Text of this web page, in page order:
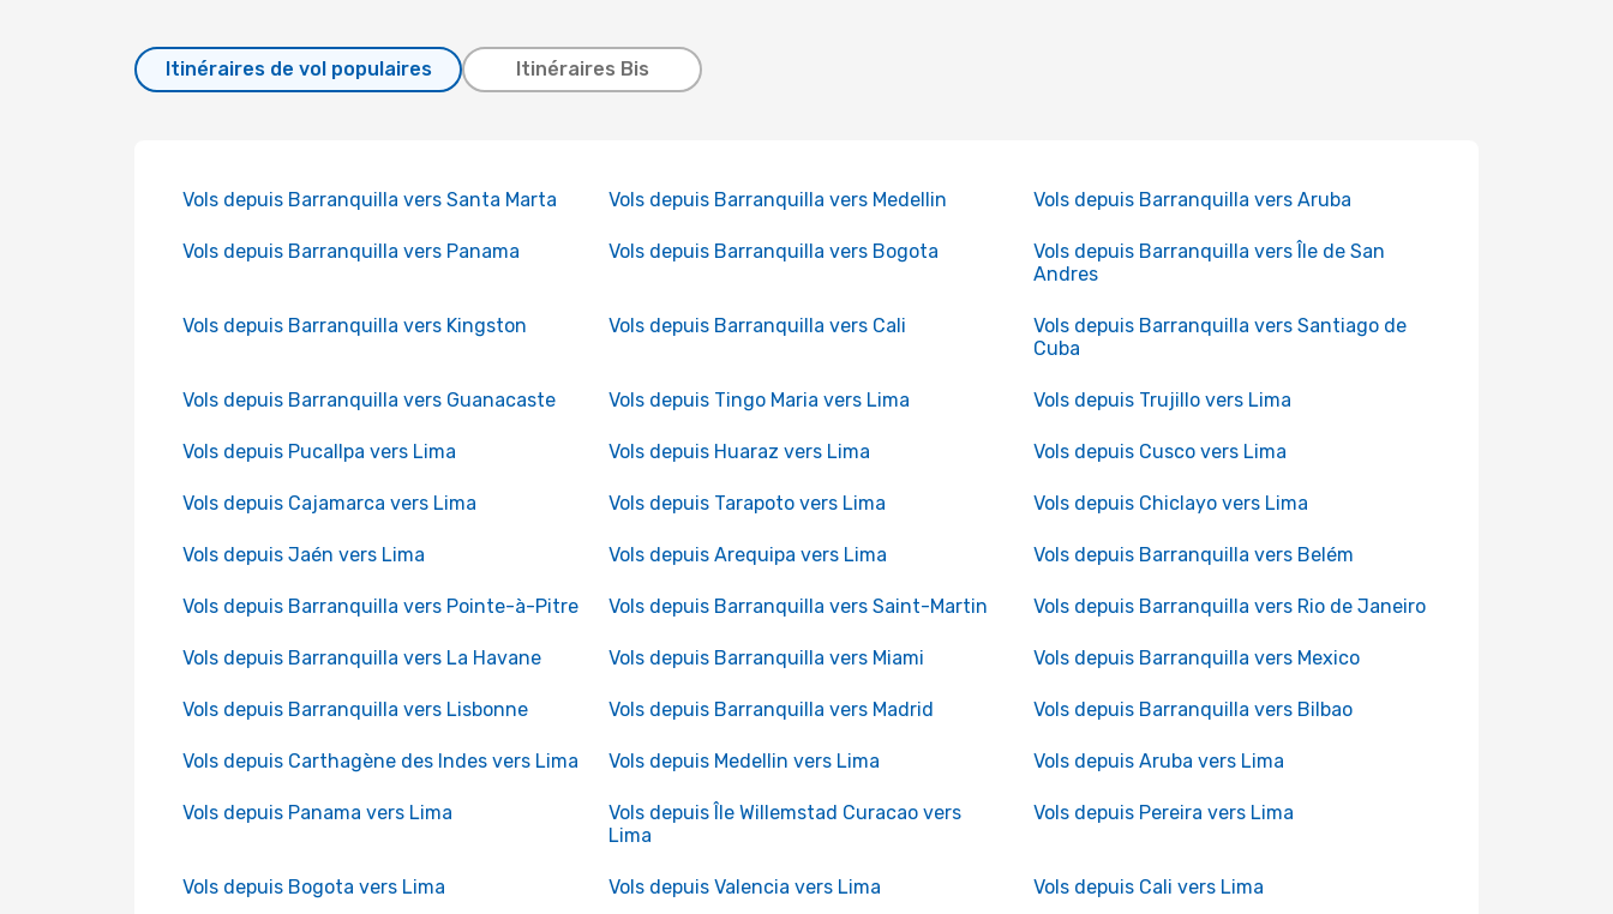
Itinéraires de vol populaires Itinéraires Bis
Vols depuis Barranquilla vers Santa Marta Vols depuis Barranquilla vers Medellin Vols depuis Barranquilla vers Aruba
Vols depuis Barranquilla vers Panama Vols depuis Barranquilla vers Bogota
Vols depuis Barranquilla vers Île de San
Andres
Vols depuis Barranquilla vers Kingston Vols depuis Barranquilla vers Cali
Vols depuis Barranquilla vers Santiago de
Cuba
Vols depuis Barranquilla vers Guanacaste Vols depuis Tingo Maria vers Lima Vols depuis Trujillo vers Lima
Vols depuis Pucallpa vers Lima Vols depuis Huaraz vers Lima Vols depuis Cusco vers Lima
Vols depuis Cajamarca vers Lima Vols depuis Tarapoto vers Lima Vols depuis Chiclayo vers Lima
Vols depuis Jaén vers Lima Vols depuis Arequipa vers Lima Vols depuis Barranquilla vers Belém
Vols depuis Barranquilla vers Pointe-à-Pitre Vols depuis Barranquilla vers Saint-Martin Vols depuis Barranquilla vers Rio de Janeiro
Vols depuis Barranquilla vers La Havane Vols depuis Barranquilla vers Miami Vols depuis Barranquilla vers Mexico
Vols depuis Barranquilla vers Lisbonne Vols depuis Barranquilla vers Madrid Vols depuis Barranquilla vers Bilbao
Vols depuis Carthagène des Indes vers Lima Vols depuis Medellin vers Lima Vols depuis Aruba vers Lima
Vols depuis Panama vers Lima
Vols depuis Île Willemstad Curacao vers
Lima
Vols depuis Pereira vers Lima
Vols depuis Bogota vers Lima Vols depuis Valencia vers Lima Vols depuis Cali vers Lima